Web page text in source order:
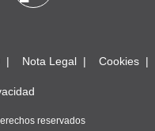
Nota Legal Cookies
reservados